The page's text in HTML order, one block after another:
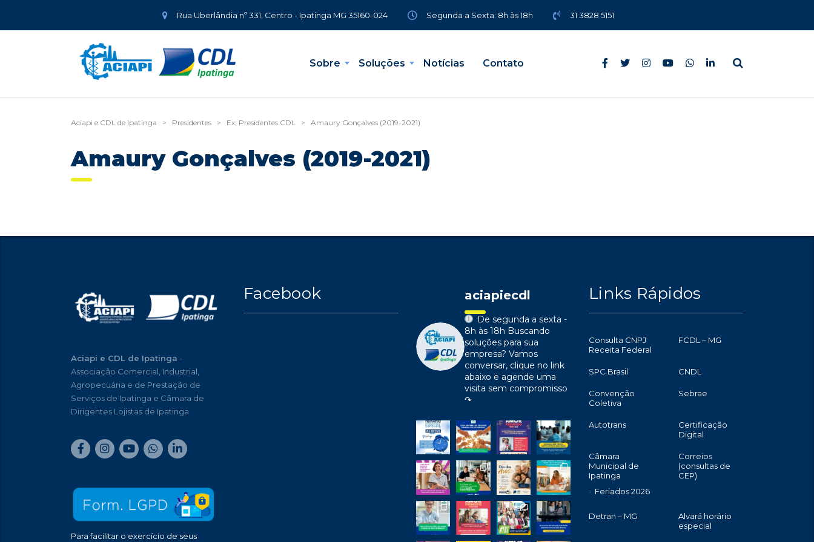
Rua Uberlândia nº 331, Centro - Ipatinga MG 35160-024 Segunda a Sexta: 8h às 18h 31 3828 5151
Sobre Soluções Notícias Contato
Aciapi e CDL de Ipatinga > Presidentes > Ex. Presidentes CDL > Amaury Gonçalves (2019-2021)
Amaury Gonçalves (2019-2021)
Aciapi e CDL de Ipatinga -
Associação Comercial, Industrial,
Agropecuária e de Prestação de
Serviços de Ipatinga e Câmara de
Dirigentes Lojistas de Ipatinga
Para facilitar o exercício de seus
Facebook aciapiecdl
De segunda a sexta -
8h às 18h Buscando
soluções para sua
empresa? Vamos
conversar, clique no link
abaixo e agende uma
visita sem compromisso
↷
Links Rápidos
Consulta CNPJ
Receita Federal
FCDL – MG
SPC Brasil CNDL
Convenção
Coletiva
Sebrae
Autotrans
Certificação
Digital
Câmara
Municipal de
Ipatinga
Feriados 2026
Correios
(consultas de
CEP)
Detran – MG
Alvará horário
especial